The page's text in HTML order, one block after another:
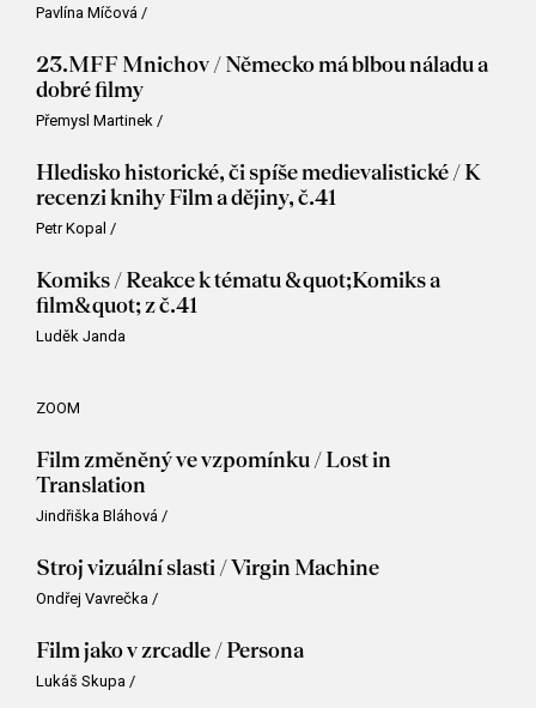
Pavlína Míčová /
23.MFF Mnichov / Německo má blbou náladu a
dobré filmy
Přemysl Martinek /
Hledisko historické, či spíše medievalistické / K
recenzi knihy Film a dějiny, č.41
Petr Kopal /
Komiks / Reakce k tématu &quot;Komiks a
film&quot; z č.41
Luděk Janda
ZOOM
Film změněný ve vzpomínku / Lost in
Translation
Jindřiška Bláhová /
Stroj vizuální slasti / Virgin Machine
Ondřej Vavrečka /
Film jako v zrcadle / Persona
Lukáš Skupa /